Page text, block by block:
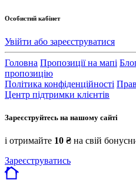
Особистий кабінет
Увійти або зареєструватися
Головна Пропозиції на мапі
пропозицію
Політика конфіденційності
Центр підтримки клієнтів
Зареєструйтесь на нашому сайті
і отримайте 10 ₴ на свій
Зареєструватись